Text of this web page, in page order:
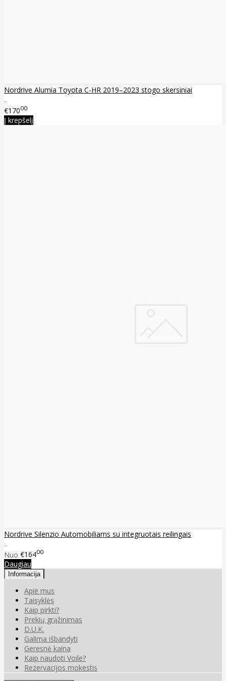
Nordrive Alumia Toyota C-HR 2019–2023 stogo skersiniai
..
€17000
Į krepšelį
Nordrive Silenzio Automobiliams su integruotais reilingais
..
Nuo €16400
Daugiau
Informacija
Apie mus
Taisyklės
Kaip pirkti?
Prekių grąžinimas
D.U.K.
Galima išbandyti
Geresnė kaina
Kaip naudoti Voile?
Rezervacijos mokestis